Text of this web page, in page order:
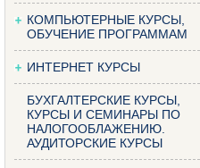
КОМПЬЮТЕРНЫЕ КУРСЫ,
ОБУЧЕНИЕ ПРОГРАММАМ
ИНТЕРНЕТ КУРСЫ
БУХГАЛТЕРСКИЕ КУРСЫ,
КУРСЫ И СЕМИНАРЫ ПО
НАЛОГООБЛАЖЕНИЮ.
АУДИТОРСКИЕ КУРСЫ